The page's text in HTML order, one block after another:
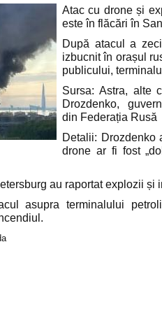
Atac cu drone și
este în flăcări în
După atacul a
izbucnit în orașul
publicului,
Sursa: Astra, alte
Drozdenko,
din Federația Rusă
Detalii: Drozdenko
drone ar fi fost
au raportat explozii și
asupra terminalului